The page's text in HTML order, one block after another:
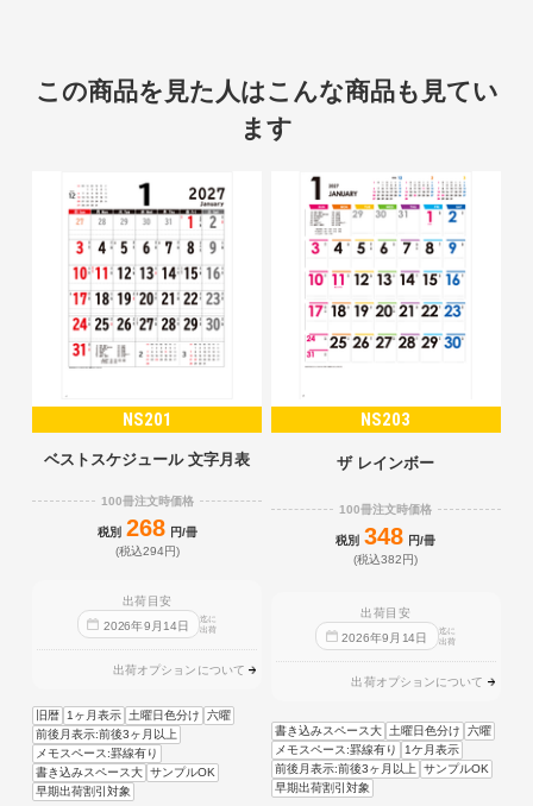
この商品を見た人はこんな商品も見てい
ます
NS201
ベストスケジュール 文字月表
100冊注文時価格
税別 268 円/冊
(税込294円)
出荷目安
2026年9 月14日
迄に
出荷
出荷オプションについて
旧暦 1ヶ月表示 土曜日色分け
六曜
前後月表示:前後3ヶ月以上
メモスペース:罫線有り
書き込みスペース大 サンプルOK
早期出荷割引対象
NS203
ザ レインボー
100冊注文時価格
税別 348 円/冊
(税込382円)
出荷目安
2026年9 月 14日
迄に
出荷
出荷オプションについて
書き込みスペース大 土曜日色分け
六曜
メモスペース:罫線有り
1ケ月表示
前後月表示:前後3ヶ月以上
サンプルOK
早期出荷割引対象